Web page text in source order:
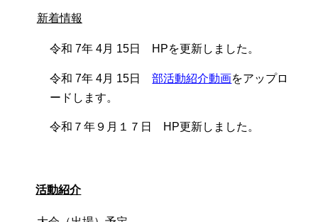
新着情報
令和 7年 4月 15日 HPを更新しました。
令和 7年 4月 15日部活動紹介動画をアップロ
ードします。
令和７年９月１７日 HP更新しました。
活動紹介